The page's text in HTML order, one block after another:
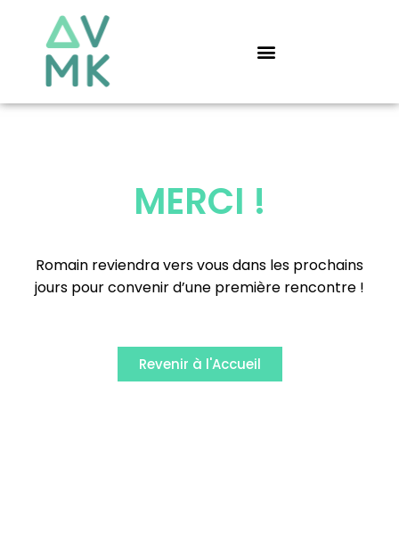
contenu
MERCI !
Romain reviendra vers vous dans les prochains
jours pour convenir d’une première rencontre !
Revenir à l'Accueil